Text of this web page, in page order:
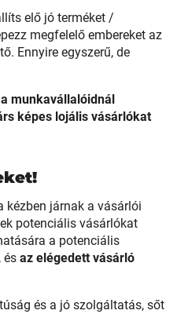
elő jó terméket /
megfelelő embereket az
Ennyire egyszerű, de
munkavállalóidnál
képes lojális vásárlókat
kézben járnak a vásárlói
potenciális vásárlókat
a potenciális
és az elégedett vásárló
és a jó szolgáltatás, sőt